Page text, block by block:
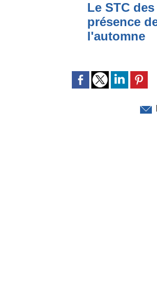
Le STC
présence
l'automne